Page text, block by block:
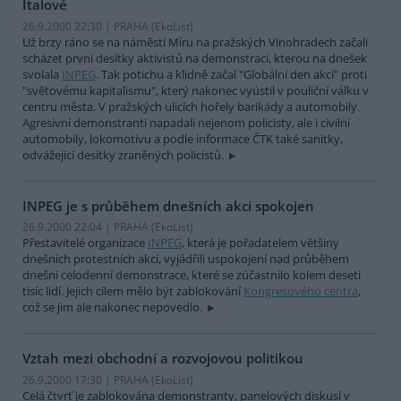
Italové
26.9.2000 22:30 | PRAHA (EkoList)
Už brzy ráno se na náměstí Míru na pražských Vinohradech začali
scházet první desítky aktivistů na demonstraci, kterou na dnešek
svolala INPEG. Tak potichu a klidně začal "Globální den akcí" proti
"světovému kapitalismu", který nakonec vyústil v pouliční válku v
centru města. V pražských ulicích hořely barikády a automobily.
Agresivní demonstranti napadali nejenom policisty, ale i civilní
automobily, lokomotivu a podle informace ČTK také sanitky,
odvážející desítky zraněných policistů.
INPEG je s průběhem dnešních akcí spokojen
26.9.2000 22:04 | PRAHA (EkoList)
Přestavitelé organizace INPEG, která je pořadatelem většiny
dnešních protestních akcí, vyjádřili uspokojení nad průběhem
dnešní celodenní demonstrace, které se zúčastnilo kolem deseti
tisíc lidí. Jejich cílem mělo být zablokování Kongresového centra,
což se jim ale nakonec nepovedlo.
Vztah mezi obchodní a rozvojovou politikou
26.9.2000 17:30 | PRAHA (EkoList)
Celá čtvrť je zablokována demonstranty, panelových diskusí v